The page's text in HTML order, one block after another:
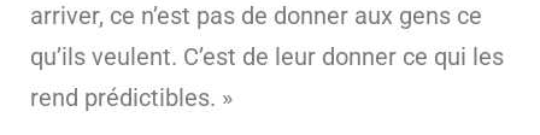
arriver, ce n’est pas de donner aux gens ce
qu’ils veulent. C’est de leur donner ce qui les
rend prédictibles. »